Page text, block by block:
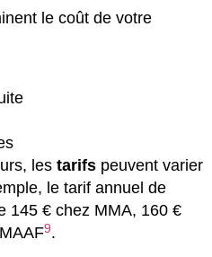
le coût de votre
les tarifs peuvent varier
le tarif annuel de
145 € chez MMA, 160 €
9.